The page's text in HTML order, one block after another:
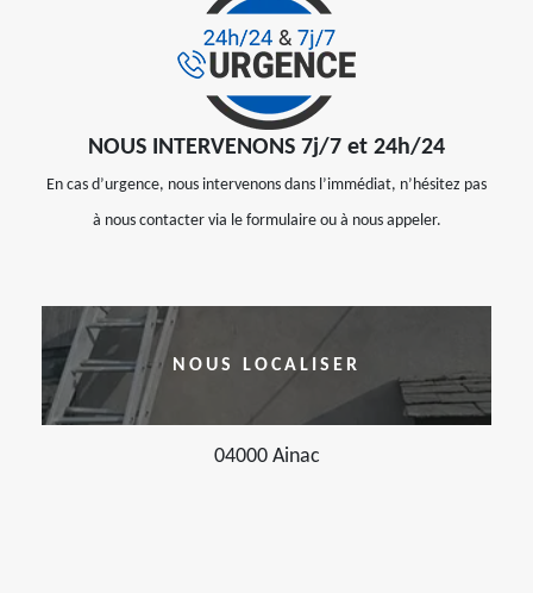
NOUS INTERVENONS 7j/7 et 24h/24
En cas d’urgence, nous intervenons dans l’immédiat, n’hésitez pas
à nous contacter via le formulaire ou à nous appeler.
NOUS LOCALISER
04000 Ainac